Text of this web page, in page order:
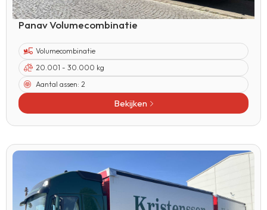
Panav Volumecombinatie
Volumecombinatie
20.001 - 30.000 kg
Aantal assen: 2
Bekijken